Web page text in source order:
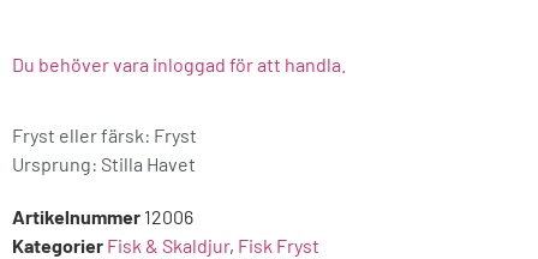
Du behöver vara inloggad för att handla.
Fryst eller färsk: Fryst
Ursprung: Stilla Havet
Artikelnummer 12006
Kategorier Fisk & Skaldjur, Fisk Fryst